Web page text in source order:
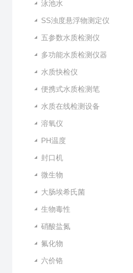
泳池水
SS浊度悬浮物测定仪
五参数水质检测仪
多功能水质检测仪器
水质快检仪
便携式水质检测笔
水质在线检测设备
溶氧仪
PH温度
封口机
微生物
大肠埃希氏菌
生物毒性
硝酸盐氮
氟化物
六价铬